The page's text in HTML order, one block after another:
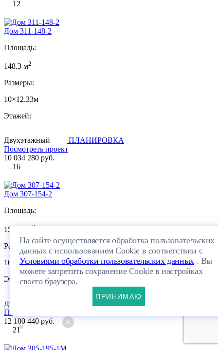
12
Дом 311-148-2
Площадь:
148.3 м2
Размеры:
10×12.33м
Этажей:
Двухэтажный
ПЛАНИРОВКА
Посмотреть проект
10 034 280 руб.
16
Дом 307-154-2
Площадь:
154.85 м 2
Размеры:
10.15×10.61м
Этажей:
Двухэтажный
Посмотреть проект
12 100 440 руб.
21
На сайте осуществляется обработка пользовательских
данных с использованием Cookie в соответствии с
Условиями обработки пользовательских данных. Вы
можете запретить сохранение Cookie в настройках
своего браузера.
ПРИНИМАЮ